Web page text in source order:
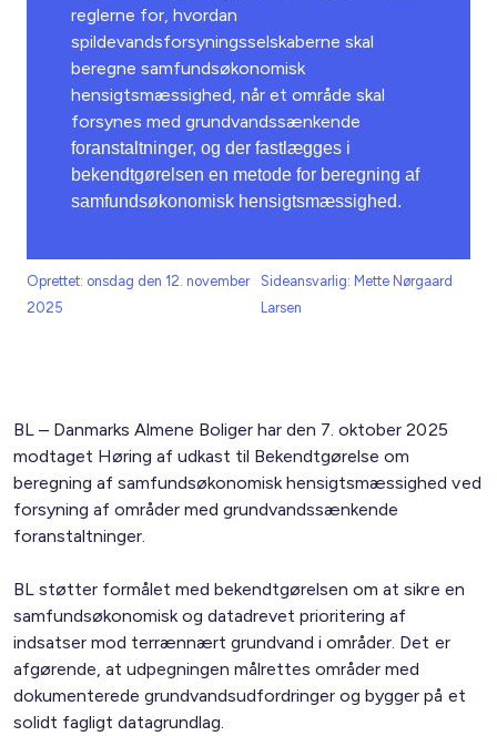
reglerne for, hvordan
spildevandsforsyningsselskaberne skal
beregne samfundsøkonomisk
hensigtsmæssighed, når et område skal
forsynes med grundvandssænkende
foranstaltninger, og der fastlægges i
bekendtgørelsen en metode for beregning af
samfundsøkonomisk hensigtsmæssighed.
Oprettet: onsdag den 12. november
2025
Sideansvarlig: Mette Nørgaard
Larsen
BL – Danmarks Almene Boliger har den 7. oktober 2025
modtaget Høring af udkast til Bekendtgørelse om
beregning af samfundsøkonomisk hensigtsmæssighed ved
forsyning af områder med grundvandssænkende
foranstaltninger.
BL støtter formålet med bekendtgørelsen om at sikre en
samfundsøkonomisk og datadrevet prioritering af
indsatser mod terrænnært grundvand i områder. Det er
afgørende, at udpegningen målrettes områder med
dokumenterede grundvandsudfordringer og bygger på et
solidt fagligt datagrundlag.